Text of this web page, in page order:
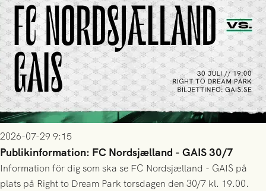
2026-07-29 9:15
Publikinformation: FC Nordsjælland - GAIS 30/7
Information för dig som ska se FC Nordsjælland - GAIS på
plats på Right to Dream Park torsdagen den 30/7 kl. 19.00.